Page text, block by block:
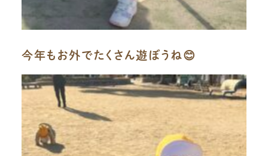
今年もお外でたくさん遊ぼうね😊